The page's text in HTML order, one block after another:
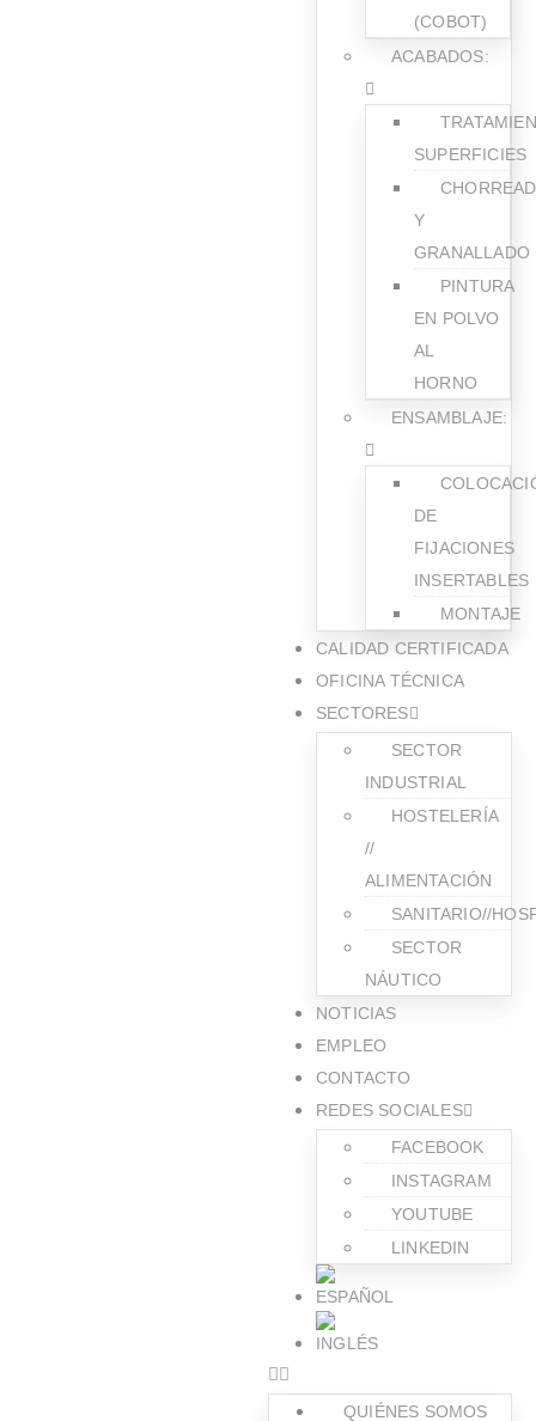
(COBOT)
ACABADOS:
SUPERFICIES
Y
GRANALLADO
PINTURA
EN POLVO
AL
HORNO
ENSAMBLAJE:
DE
FIJACIONES
INSERTABLES
MONTAJE
CALIDAD CERTIFICADA
OFICINA TÉCNICA
SECTORES
SECTOR
INDUSTRIAL
HOSTELERÍA
//
ALIMENTACIÓN
SANITARIO//
SECTOR
NÁUTICO
NOTICIAS
EMPLEO
CONTACTO
REDES SOCIALES
FACEBOOK
INSTAGRAM
YOUTUBE
LINKEDIN
QUIÉNES SOMOS